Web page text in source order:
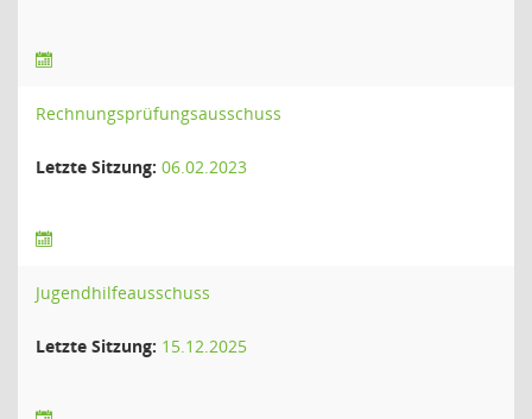
Rechnungsprüfungsausschuss
Letzte Sitzung: 06.02.2023
Jugendhilfeausschuss
Letzte Sitzung: 15.12.2025